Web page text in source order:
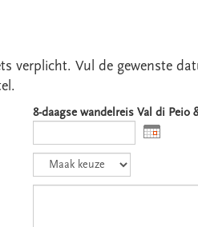
verplicht. Vul de gewenste
8-daagse wandelreis Val di Peio